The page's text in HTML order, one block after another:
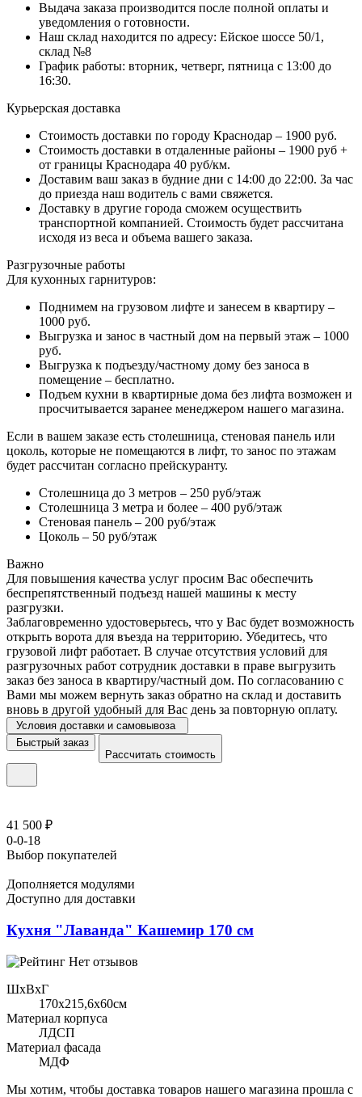
Выдача заказа производится после полной оплаты и
уведомления о готовности.
Наш склад находится по адресу: Ейское шоссе 50/1,
склад №8
График работы: вторник, четверг, пятница с 13:00 до
16:30.
Курьерская доставка
Стоимость доставки по городу Краснодар – 1900 руб.
Стоимость доставки в отдаленные районы – 1900 руб +
от границы Краснодара 40 руб/км.
Доставим ваш заказ в будние дни с 14:00 до 22:00. За час
до приезда наш водитель с вами свяжется.
Доставку в другие города сможем осуществить
транспортной компанией. Стоимость будет рассчитана
исходя из веса и объема вашего заказа.
Разгрузочные работы
Для кухонных гарнитуров:
Поднимем на грузовом лифте и занесем в квартиру –
1000 руб.
Выгрузка и занос в частный дом на первый этаж – 1000
руб.
Выгрузка к подъезду/частному дому без заноса в
помещение – бесплатно.
Подъем кухни в квартирные дома без лифта возможен и
просчитывается заранее менеджером нашего магазина.
Если в вашем заказе есть столешница, стеновая панель или
цоколь, которые не помещаются в лифт, то занос по этажам
будет рассчитан согласно прейскуранту.
Столешница до 3 метров – 250 руб/этаж
Столешница 3 метра и более – 400 руб/этаж
Стеновая панель – 200 руб/этаж
Цоколь – 50 руб/этаж
Важно
Для повышения качества услуг просим Вас обеспечить
беспрепятственный подъезд нашей машины к месту
разгрузки.
Заблаговременно удостоверьтесь, что у Вас будет возможность
открыть ворота для въезда на территорию. Убедитесь, что
грузовой лифт работает. В случае отсутствия условий для
разгрузочных работ сотрудник доставки в праве выгрузить
заказ без заноса в квартиру/частный дом. По согласованию с
Вами мы можем вернуть заказ обратно на склад и доставить
вновь в другой удобный для Вас день за повторную оплату.
Условия доставки и самовывоза
Быстрый заказ
Рассчитать стоимость
41 500 ₽
0-0-18
Выбор покупателей
Дополняется модулями
Доступно для доставки
Кухня "Лаванда" Кашемир 170 см
Нет отзывов
ШхВхГ
170x215,6х60см
Материал корпуса
ЛДСП
Материал фасада
МДФ
Мы хотим, чтобы доставка товаров нашего магазина прошла с